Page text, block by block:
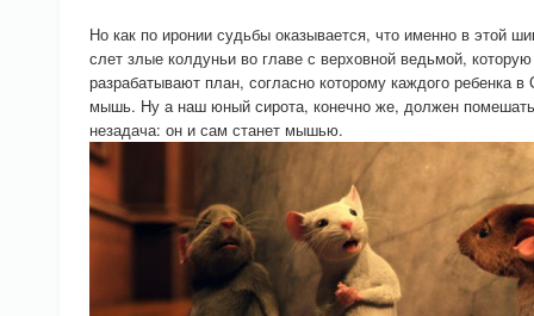
Но как по иронии судьбы оказывается, что именно в этой
слет злые колдуньи во главе с верховной ведьмой,
разрабатывают план, согласно которому каждого ребенка
мышь. Ну а наш юный сирота, конечно же, должен
незадача: он и сам станет мышью.